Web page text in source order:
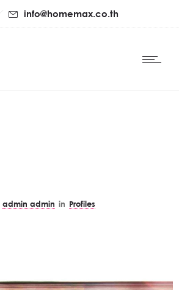
info@homemax.co.th
admin admin in Profiles